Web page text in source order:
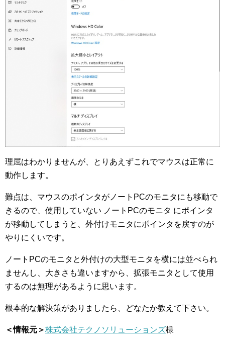
理屈はわかりませんが、とりあえずこれでマウスは正常に
動作します。
難点は、マウスのポインタがノートPCのモニタにも移動で
きるので、使用していない ノートPCのモニタ にポインタ
が移動してしまうと、外付けモニタにポインタを戻すのが
やりにくいです。
ノートPCのモニタと外付けの大型モニタを横には並べられ
ませんし、大きさも違いますから、拡張モニタとして使用
するのは無理があるように思います。
根本的な解決策がありましたら、どなたか教えて下さい。
＜情報元＞株式会社テクノソリューションズ様